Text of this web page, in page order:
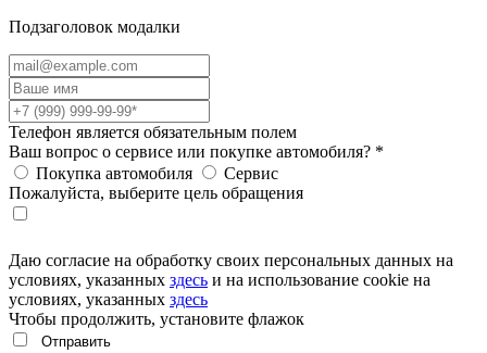
Подзаголовок модалки
Телефон является обязательным полем
Ваш вопрос о сервисе или покупке автомобиля? *
Покупка автомобиля
Сервис
Пожалуйста, выберите цель обращения
Даю согласие на обработку своих персональных данных на
условиях, указанных здесь и на использование cookie на
условиях, указанных здесь
Чтобы продолжить, установите флажок